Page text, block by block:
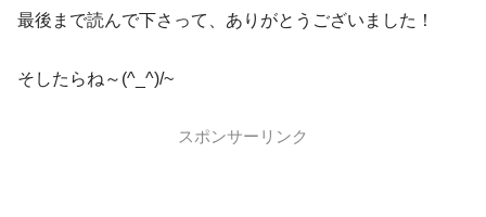
最後まで読んで下さって、ありがとうございました！
そしたらね～(^_^)/~
スポンサーリンク